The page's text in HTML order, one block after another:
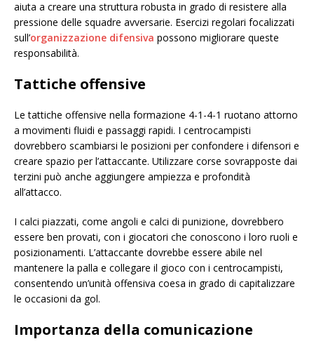
aiuta a creare una struttura robusta in grado di resistere alla
pressione delle squadre avversarie. Esercizi regolari focalizzati
sull’organizzazione difensiva possono migliorare queste
responsabilità.
Tattiche offensive
Le tattiche offensive nella formazione 4-1-4-1 ruotano attorno
a movimenti fluidi e passaggi rapidi. I centrocampisti
dovrebbero scambiarsi le posizioni per confondere i difensori e
creare spazio per l’attaccante. Utilizzare corse sovrapposte dai
terzini può anche aggiungere ampiezza e profondità
all’attacco.
I calci piazzati, come angoli e calci di punizione, dovrebbero
essere ben provati, con i giocatori che conoscono i loro ruoli e
posizionamenti. L’attaccante dovrebbe essere abile nel
mantenere la palla e collegare il gioco con i centrocampisti,
consentendo un’unità offensiva coesa in grado di capitalizzare
le occasioni da gol.
Importanza della comunicazione